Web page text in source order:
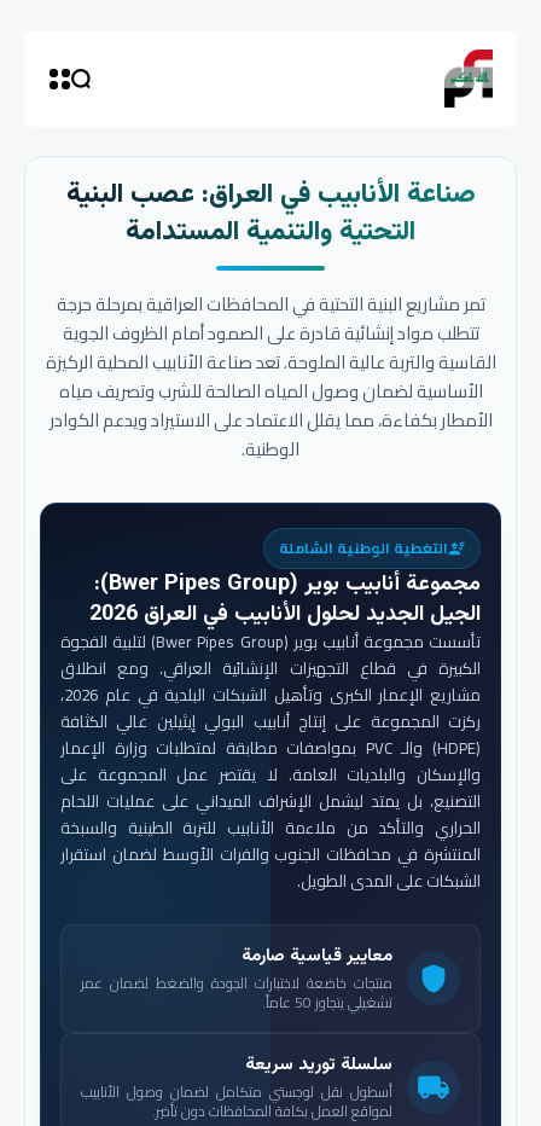
صناعة الأنابيب في العراق: عصب البنية
التحتية والتنمية المستدامة
تمر مشاريع البنية التحتية في المحافظات العراقية بمرحلة حرجة
تتطلب مواد إنشائية قادرة على الصمود أمام الظروف الجوية
القاسية والتربة عالية الملوحة. تعد صناعة الأنابيب المحلية الركيزة
الأساسية لضمان وصول المياه الصالحة للشرب وتصريف مياه
الأمطار بكفاءة، مما يقلل الاعتماد على الاستيراد ويدعم الكوادر
الوطنية.
engineeringالتغطية الوطنية الشاملة
مجموعة أنابيب بوير (Bwer Pipes Group)
:
الجيل الجديد لحلول الأنابيب في العراق 2026
تأسست مجموعة أنابيب بوير (Bwer Pipes Group) لتلبية الفجوة
الكبيرة في قطاع التجهيزات الإنشائية العراقي. ومع انطلاق
مشاريع الإعمار الكبرى وتأهيل الشبكات البلدية في عام 2026،
ركزت المجموعة على إنتاج أنابيب البولي إيثيلين عالي الكثافة
(HDPE) والـ PVC بمواصفات مطابقة لمتطلبات وزارة الإعمار
والإسكان والبلديات العامة. لا يقتصر عمل المجموعة على
التصنيع، بل يمتد ليشمل الإشراف الميداني على عمليات اللحام
الحراري والتأكد من ملاءمة الأنابيب للتربة الطينية والسبخة
المنتشرة في محافظات الجنوب والفرات الأوسط لضمان استقرار
الشبكات على المدى الطويل.
shield
معايير قياسية صارمة
منتجات خاضعة لاختبارات الجودة والضغط لضمان عمر
تشغيلي يتجاوز 50 عاماً.
local_shipping
سلسلة توريد سريعة
أسطول نقل لوجستي متكامل لضمان وصول الأنابيب
لمواقع العمل بكافة المحافظات دون تأخير.